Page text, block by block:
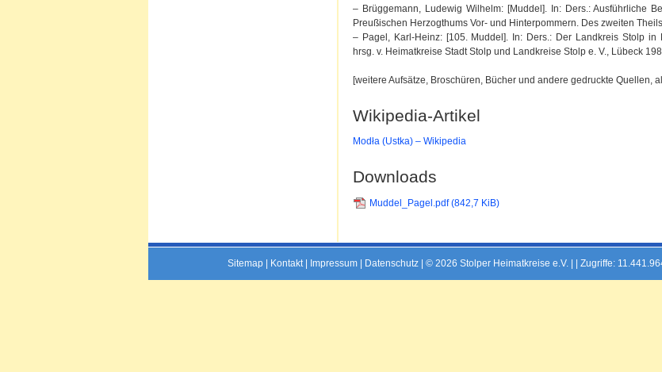
– Brüggemann, Ludewig Wilhelm: [Muddel]. In: Ders.: Ausführliche
Preußischen Herzogthums Vor- und Hinterpommern. Des zweiten
– Pagel, Karl-Heinz: [105. Muddel]. In: Ders.: Der Landkreis Stolp in
hrsg. v. Heimatkreise Stadt Stolp und Landkreise Stolp e. V., Lübeck
[weitere Aufsätze, Broschüren, Bücher und andere gedruckte Quellen,
Wikipedia-Artikel
Modła (Ustka) – Wikipedia
Downloads
Muddel_Pagel.pdf(842,7 KiB)
Sitemap | Kontakt | Impressum | Datenschutz | © 2026 Stolper Heimatkreise e.V. | | Zugriffe: